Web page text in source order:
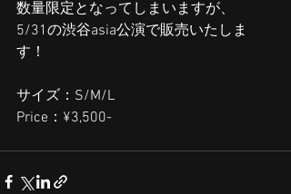
数量限定となってしまいますが、
5/31の渋谷asia公演で販売いたしま
す！
サイズ：S/M/L
Price：¥3,500-